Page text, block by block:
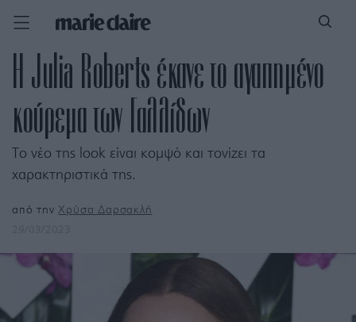
Η Julia Roberts έκανε το αγαπημένο
κούρεμα των Γαλλίδων
Το νέο της look είναι κομψό και τονίζει τα
χαρακτηριστικά της.
από τηνΧρύσα Δαρσακλή